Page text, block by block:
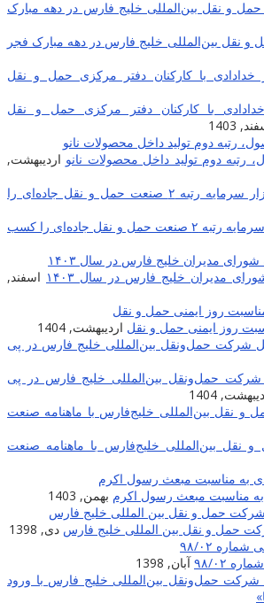
نقل بین‌المللی خلیج فارس در دهه مبارک فجر
با کارکنان دفتر مرکزی حمل و نقل
1403
اردیبهشت,
شرکت حفارس در بازار سرمایه رتبه ۲ صنعت حمل و نقل جاده‌ای را کسب
مدیران خلیج فارس در سال ۱۴۰۳
اسفند,
روز ایمنی حمل و نقل اردیبهشت, 1404
حمل‌ونقل بین‌المللی خلیج فارس در پی
1404
بین‌المللی خلیج‌‌فارس با ماهنامه صنعت
مناسبت مبعث رسول اکرم بهمن, 1403
حمل و نقل بین المللی خلیج فارس دی, 1398
۹۸/۰۲
آبان, 1398